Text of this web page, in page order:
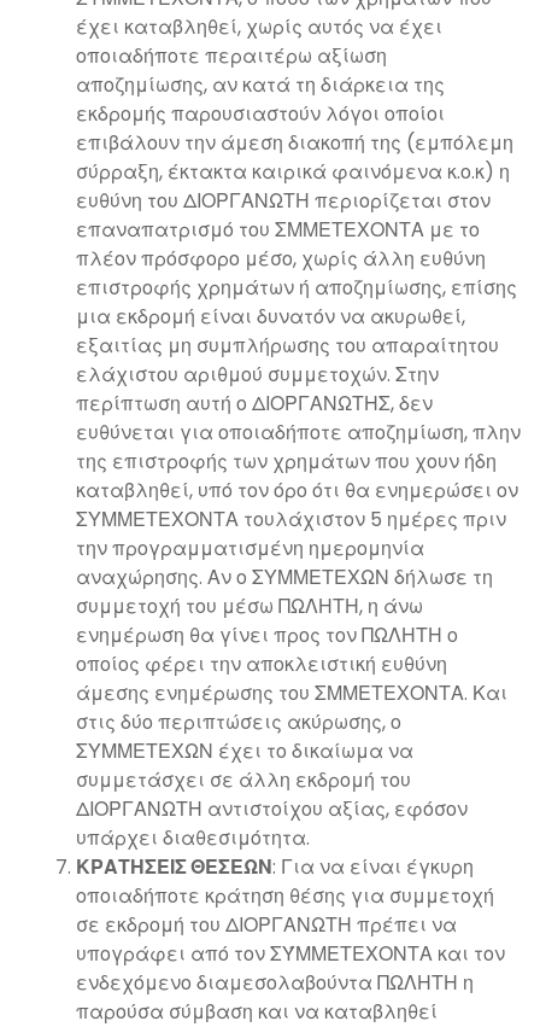
έχει καταβληθεί, χωρίς αυτός να έχει
οποιαδήποτε περαιτέρω αξίωση
αποζημίωσης, αν κατά τη διάρκεια της
εκδρομής παρουσιαστούν λόγοι οποίοι
επιβάλουν την άμεση διακοπή της (εμπόλεμη
σύρραξη, έκτακτα καιρικά φαινόμενα κ.ο.κ) η
ευθύνη του ΔΙΟΡΓΑΝΩΤΗ περιορίζεται στον
επαναπατρισμό του ΣΜΜΕΤΕΧΟΝΤΑ με το
πλέον πρόσφορο μέσο, χωρίς άλλη ευθύνη
επιστροφής χρημάτων ή αποζημίωσης, επίσης
μια εκδρομή είναι δυνατόν να ακυρωθεί,
εξαιτίας μη συμπλήρωσης του απαραίτητου
ελάχιστου αριθμού συμμετοχών. Στην
περίπτωση αυτή ο ΔΙΟΡΓΑΝΩΤΗΣ, δεν
ευθύνεται για οποιαδήποτε αποζημίωση, πλην
της επιστροφής των χρημάτων που χουν ήδη
καταβληθεί, υπό τον όρο ότι θα ενημερώσει ον
ΣΥΜΜΕΤΕΧΟΝΤΑ τουλάχιστον 5 ημέρες πριν
την προγραμματισμένη ημερομηνία
αναχώρησης. Αν ο ΣΥΜΜΕΤΕΧΩΝ δήλωσε τη
συμμετοχή του μέσω ΠΩΛΗΤΗ, η άνω
ενημέρωση θα γίνει προς τον ΠΩΛΗΤΗ ο
οποίος φέρει την αποκλειστική ευθύνη
άμεσης ενημέρωσης του ΣΜΜΕΤΕΧΟΝΤΑ. Και
στις δύο περιπτώσεις ακύρωσης, ο
ΣΥΜΜΕΤΕΧΩΝ έχει το δικαίωμα να
συμμετάσχει σε άλλη εκδρομή του
ΔΙΟΡΓΑΝΩΤΗ αντιστοίχου αξίας, εφόσον
υπάρχει διαθεσιμότητα.
ΚΡΑΤΗΣΕΙΣ ΘΕΣΕΩΝ: Για να είναι έγκυρη
οποιαδήποτε κράτηση θέσης για συμμετοχή
σε εκδρομή του ΔΙΟΡΓΑΝΩΤΗ πρέπει να
υπογράφει από τον ΣΎΜΜΕΤΕΧΟΝΤΑ και τον
ενδεχόμενο διαμεσολαβούντα ΠΩΛΗΤΗ η
παρούσα σύμβαση και να καταβληθεί